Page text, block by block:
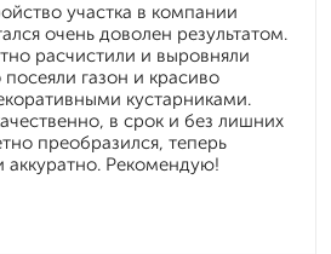
участка в компании
очень доволен результатом.
расчистили и выровняли
газон и красиво
кустарниками.
в срок и без лишних
преобразился, теперь
аккуратно. Рекомендую!